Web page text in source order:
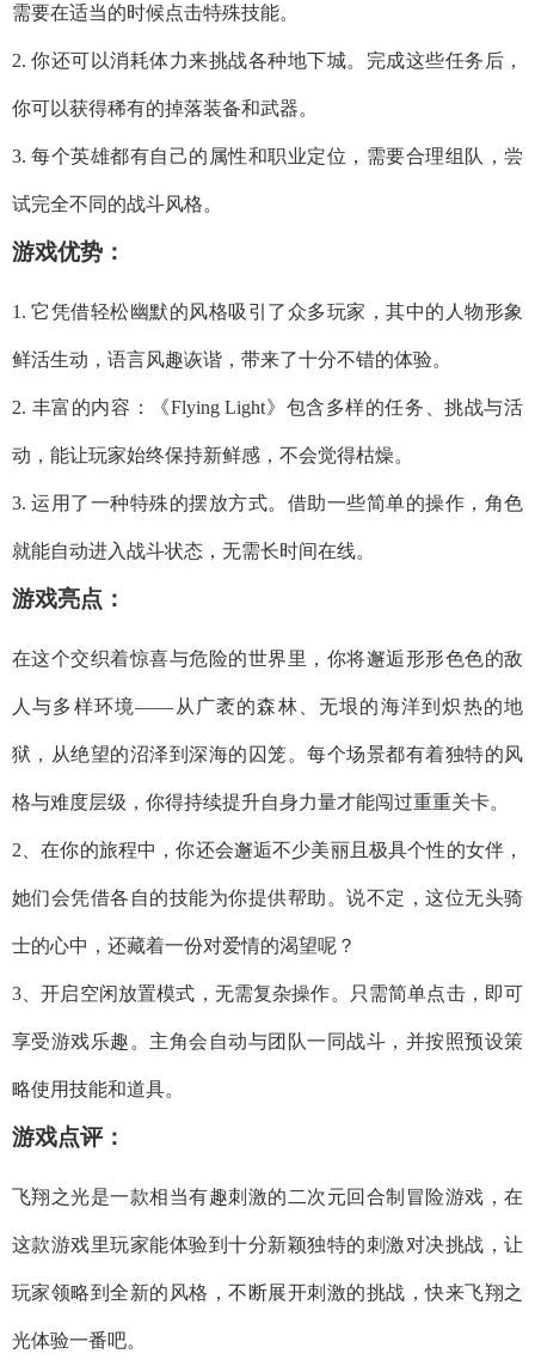
需要在适当的时候点击特殊技能。
2. 你还可以消耗体力来挑战各种地下城。完成这些任务后，
你可以获得稀有的掉落装备和武器。
3. 每个英雄都有自己的属性和职业定位，需要合理组队，尝
试完全不同的战斗风格。
游戏优势：
1. 它凭借轻松幽默的风格吸引了众多玩家，其中的人物形象
鲜活生动，语言风趣诙谐，带来了十分不错的体验。
2. 丰富的内容：《Flying Light》包含多样的任务、挑战与活
动，能让玩家始终保持新鲜感，不会觉得枯燥。
3. 运用了一种特殊的摆放方式。借助一些简单的操作，角色
就能自动进入战斗状态，无需长时间在线。
游戏亮点：
在这个交织着惊喜与危险的世界里，你将邂逅形形色色的敌
人与多样环境——从广袤的森林、无垠的海洋到炽热的地
狱，从绝望的沼泽到深海的囚笼。每个场景都有着独特的风
格与难度层级，你得持续提升自身力量才能闯过重重关卡。
2、在你的旅程中，你还会邂逅不少美丽且极具个性的女伴，
她们会凭借各自的技能为你提供帮助。说不定，这位无头骑
士的心中，还藏着一份对爱情的渴望呢？
3、开启空闲放置模式，无需复杂操作。只需简单点击，即可
享受游戏乐趣。主角会自动与团队一同战斗，并按照预设策
略使用技能和道具。
游戏点评：
飞翔之光是一款相当有趣刺激的二次元回合制冒险游戏，在
这款游戏里玩家能体验到十分新颖独特的刺激对决挑战，让
玩家领略到全新的风格，不断展开刺激的挑战，快来飞翔之
光体验一番吧。